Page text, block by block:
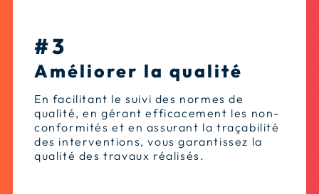
#3
Améliorer la qualité
En facilitant le suivi des normes de
qualité, en gérant efficacement les non-
conformités et en assurant la traçabilité
des interventions, vous garantissez la
qualité des travaux réalisés.